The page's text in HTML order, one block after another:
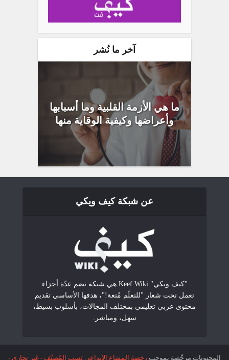
آخر ما نُشر
ما هي الأزمة القلبية وما أسبابها
وأعراضها وكيفية الوقاية منها
عن شبكة كيف ويكي
"كيف ويكي" Keef Wiki هي شبكة تضم عدّة أجزاء
تعمل تحت شعار "للتعلّم مُتعة!"، هدفها الأساسي تقديم
محتوى عربي تعليمي بمختلف المجالات، بأسلوب بسيط،
سهل، ومباشر.
المحتويات مرخّصة بموجب رخصة المشاع الإبداعي نَسب المُصنَّف - غير تجاري -